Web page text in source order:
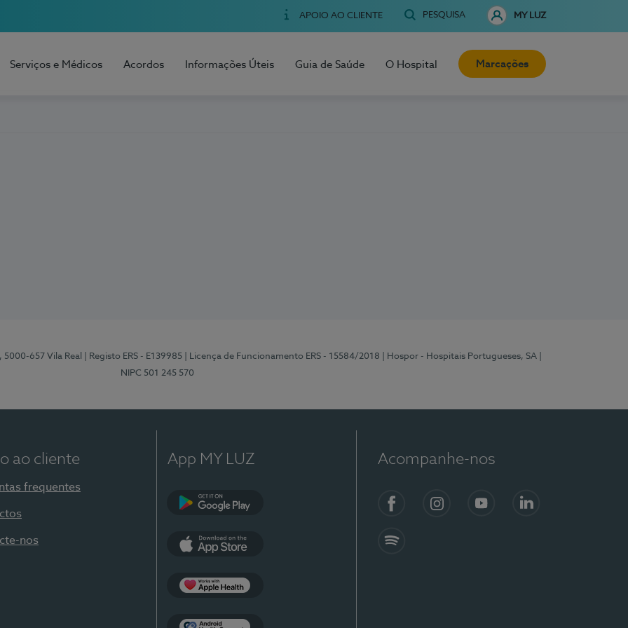
APOIO AO CLIENTE PESQUISA MY LUZ
Serviços e Médicos Acordos Informações Úteis Guia de Saúde O Hospital Marcações
5000-657 Vila Real | Registo ERS - E139985 | Licença de Funcionamento ERS - 15584/2018 | Hospor - Hospitais Portugueses, SA
NIPC 501 245 570
ao cliente
frequentes
nos
App MY LUZ Acompanhe-nos